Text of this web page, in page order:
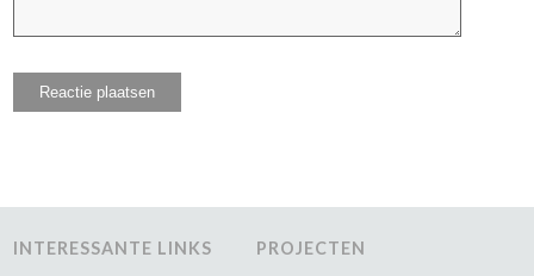
INTERESSANTE LINKS PROJECTEN